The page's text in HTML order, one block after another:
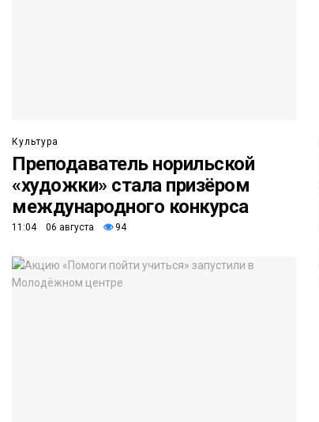
Культура
Преподаватель норильской
«художки» стала призёром
международного конкурса
11:04 06 августа 94